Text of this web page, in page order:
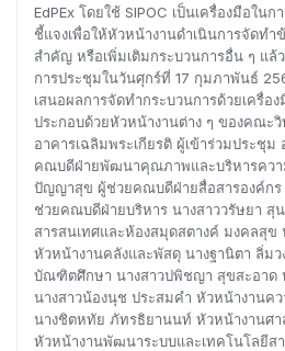
EdPEx โดยใช้ SIPOC เป็นเครื่องมือใน
ชี้แจงเพื่อให้หัวหน้างานดำเนินการจัดท
สำคัญ หรือเพิ่มเติมกระบวนการอื่น ๆ แล้
การประชุมในวันศุกร์ที่ 17 กุมภาพันธ์
เสนอผลการจัดทำกระบวนการด้วยเครื่อ
ประกอบด้วยหัวหน้างานต่าง ๆ ของคณะวิ
อาคารเฉลิมพระเกียรติ ผู้เข้าร่วมประชุ
คณบดีฝ่ายพัฒนาคุณภาพและบริหารควา
ปัญญาสุข ผู้ช่วยคณบดีฝ่ายสื่อสารองค์ก
ช่วยคณบดีฝ่ายบริหาร นางสาววรัษยา สุ
สารสนเทศและห้องสมุดสตางค์ มงคลสุข
หัวหน้างานคลังและพัสดุ นางฐานิตา ลิ่ม
บัณฑิตศึกษา นางสาวปพิชญา สุขสะอาด
นางสาวน้องนุช ประสมคำ หัวหน้างานคว
นางชิตหทัย ภัทรธิยานนท์ หัวหน้างานศา
หัวหน้างานพัฒนาระบบและเทคโนโลยีส